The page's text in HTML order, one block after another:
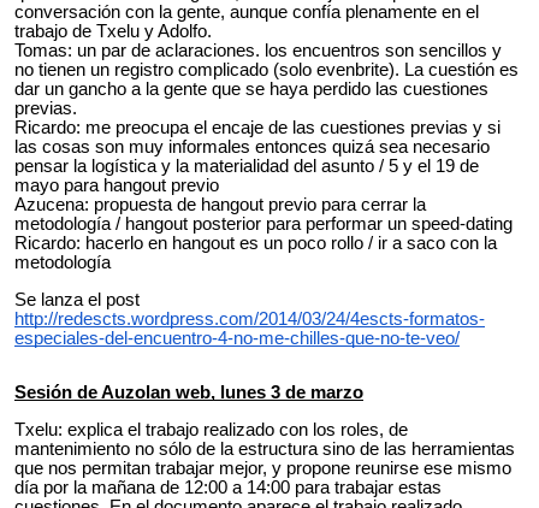
conversación con la gente, aunque confía plenamente en el
trabajo de Txelu y Adolfo.
Tomas: un par de aclaraciones. los encuentros son sencillos y
no tienen un registro complicado (solo evenbrite). La cuestión es
dar un gancho a la gente que se haya perdido las cuestiones
previas.
Ricardo: me preocupa el encaje de las cuestiones previas y si
las cosas son muy informales entonces quizá sea necesario
pensar la logística y la materialidad del asunto / 5 y el 19 de
mayo para hangout previo
Azucena: propuesta de hangout previo para cerrar la
metodología / hangout posterior para performar un speed-dating
Ricardo: hacerlo en hangout es un poco rollo / ir a saco con la
metodología
Se lanza el post
http://redescts.wordpress.com/2014/03/24/4escts-formatos-
especiales-del-encuentro-4-no-me-chilles-que-no-te-veo/
Sesión de Auzolan web, lunes 3 de marzo
Txelu: explica el trabajo realizado con los roles, de
mantenimiento no sólo de la estructura sino de las herramientas
que nos permitan trabajar mejor, y propone reunirse ese mismo
día por la mañana de 12:00 a 14:00 para trabajar estas